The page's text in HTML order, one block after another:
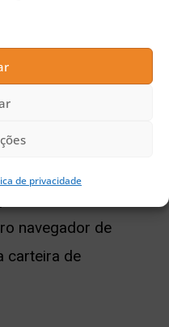
de privacidade
Pre-Sales para investir
usados por
serviço de e-mail
navegador de
carteira de